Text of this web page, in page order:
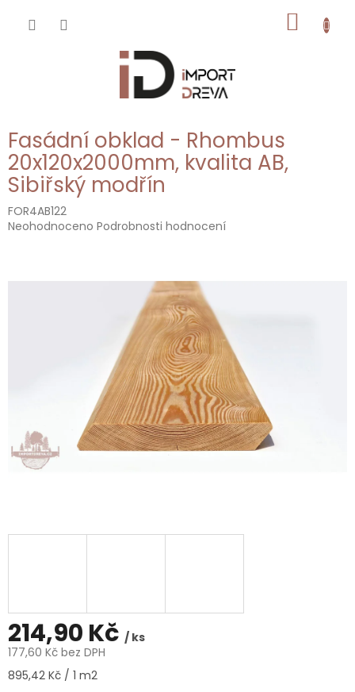
KOŠÍK
Fasádní obklad - Rhombus
20x120x2000mm, kvalita AB,
Sibiřský modřín
FOR4AB122
Průměrné
Neohodnoceno Podrobnosti hodnocení
214,90 Kč / ks
177,60 Kč bez DPH
Měrná
895,42 Kč / 1 m2